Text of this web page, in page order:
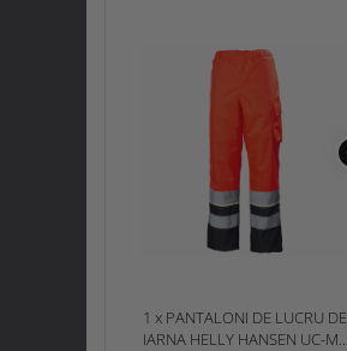
Echipamente muncitori ferma
Echipamente trimeri ongloane
Casti si antifoane protectie
1 x PANTALONI DE LUCRU DE
IARNA HELLY HANSEN UC-ME